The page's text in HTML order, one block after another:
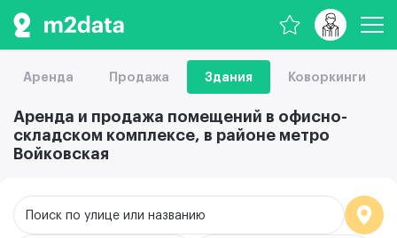
Аренда Продажа Здания Коворкинги
Аренда и продажа помещений в офисно-
складском комплексе, в районе метро
Войковская
Поиск по улице или названию